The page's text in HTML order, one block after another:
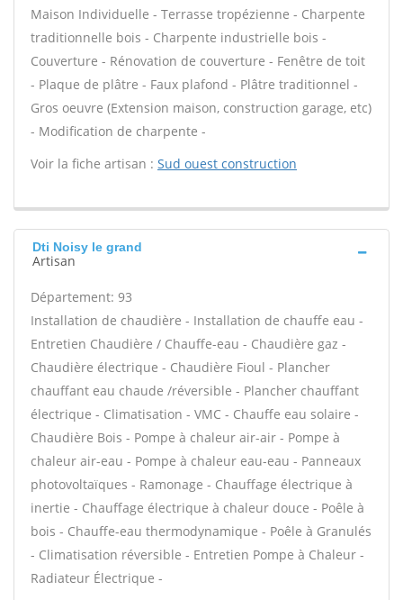
Maison Individuelle - Terrasse tropézienne - Charpente
traditionnelle bois - Charpente industrielle bois -
Couverture - Rénovation de couverture - Fenêtre de toit
- Plaque de plâtre - Faux plafond - Plâtre traditionnel -
Gros oeuvre (Extension maison, construction garage, etc)
- Modification de charpente -
Voir la fiche artisan : Sud ouest construction
Dti Noisy le grand
Artisan
Département: 93
Installation de chaudière - Installation de chauffe eau -
Entretien Chaudière / Chauffe-eau - Chaudière gaz -
Chaudière électrique - Chaudière Fioul - Plancher
chauffant eau chaude /réversible - Plancher chauffant
électrique - Climatisation - VMC - Chauffe eau solaire -
Chaudière Bois - Pompe à chaleur air-air - Pompe à
chaleur air-eau - Pompe à chaleur eau-eau - Panneaux
photovoltaïques - Ramonage - Chauffage électrique à
inertie - Chauffage électrique à chaleur douce - Poêle à
bois - Chauffe-eau thermodynamique - Poêle à Granulés
- Climatisation réversible - Entretien Pompe à Chaleur -
Radiateur Électrique -